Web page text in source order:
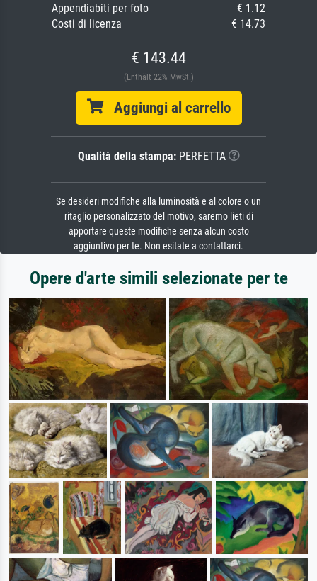
Appendiabiti per foto
€ 1.12
Costi di licenza
€ 14.73
€ 143.44
(Enthält 22% MwSt.)
Aggiungi al carrello
Qualità della stampa:PERFETTA
Se desideri modifiche alla luminosità e al colore o un
ritaglio personalizzato del motivo, saremo lieti di
apportare queste modifiche senza alcun costo
aggiuntivo per te. Non esitate a contattarci.
Opere d'arte simili selezionate per te